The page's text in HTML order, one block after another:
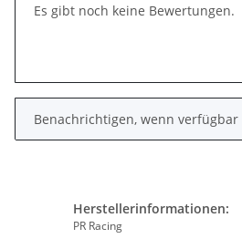
Es gibt noch keine Bewertungen.
Benachrichtigen, wenn verfügbar
Herstellerinformationen:
PR Racing